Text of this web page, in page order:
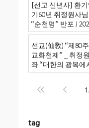
[선교 신년사] 환
기60년 취정원사
“순천명” 반포 /
선교(仙敎) “제80
교화천제” _ 취정
좌 “대한의 광복에
원의 신성회복으
1
tag